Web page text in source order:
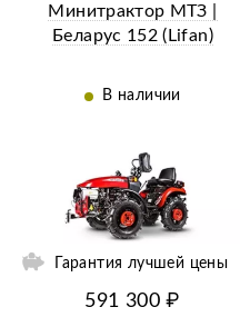
Минитрактор МТЗ |
Беларус 152 (Lifan)
В наличии
Гарантия лучшей цены
591 300 ₽
Ещё 11 фотографий